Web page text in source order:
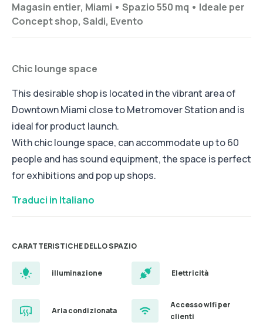
Magasin entier, Miami • Spazio 550 mq • Ideale per
Concept shop, Saldi, Evento
Chic lounge space
This desirable shop is located in the vibrant area of
Downtown Miami close to Metromover Station and is
ideal for product launch.
With chic lounge space, can accommodate up to 60
people and has sound equipment, the space is perfect
for exhibitions and pop up shops.
Traduci in Italiano
CARATTERISTICHE DELLO SPAZIO
illuminazione Elettricità
Aria condizionata
Accesso wifi per
clienti